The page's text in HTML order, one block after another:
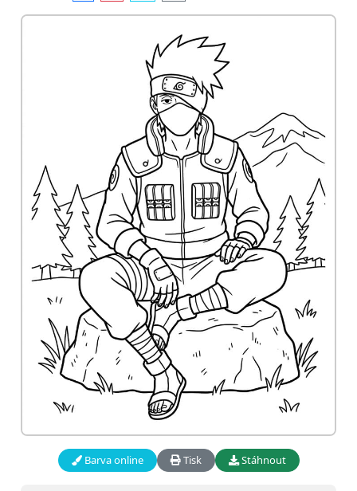
Barva online Tisk Stáhnout